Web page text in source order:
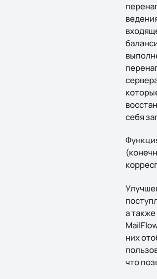
себя
а
них
что